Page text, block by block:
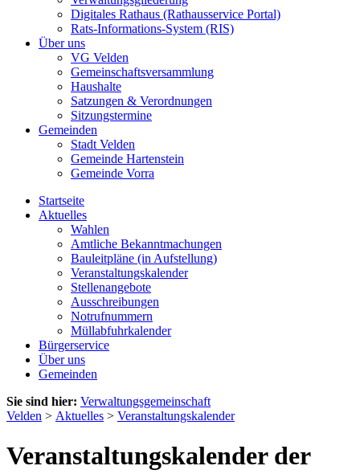
Digitales Rathaus (Rathausservice Portal)
Rats-Informations-System (RIS)
Über uns
VG Velden
Gemeinschaftsversammlung
Haushalte
Satzungen & Verordnungen
Sitzungstermine
Gemeinden
Stadt Velden
Gemeinde Hartenstein
Gemeinde Vorra
Startseite
Aktuelles
Wahlen
Amtliche Bekanntmachungen
Bauleitpläne (in Aufstellung)
Veranstaltungskalender
Stellenangebote
Ausschreibungen
Notrufnummern
Müllabfuhrkalender
Bürgerservice
Über uns
Gemeinden
Sie sind hier: Verwaltungsgemeinschaft
Velden > Aktuelles > Veranstaltungskalender
Veranstaltungskalender der